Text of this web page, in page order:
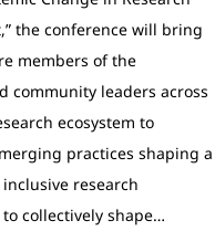
the conference will bring
members of the
community leaders across
ecosystem to
practices shaping a
research
collectively shape…